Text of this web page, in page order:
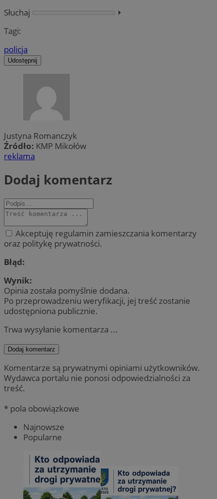
Słuchaj
⏵︎
Tagi:
policja
Udostępnij
Justyna Romanczyk
Źródło: KMP Mikołów
reklama
Dodaj komentarz
Akceptuję regulamin zamieszczania komentarzy
oraz politykę prywatności.
Błąd:
Wynik:
Opinia została pomyślnie dodana.
Po przeprowadzeniu weryfikacji, jej treść zostanie
udostępniona publicznie.
Trwa wysyłanie komentarza ...
Dodaj komentarz
Komentarze są prywatnymi opiniami użytkowników.
Wydawca portalu nie ponosi odpowiedzialności za
treść.
* pola obowiązkowe
Najnowsze
Popularne